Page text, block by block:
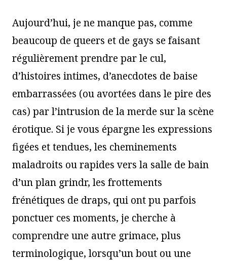
Aujourd’hui, je ne manque pas, comme
beaucoup de queers et de gays se faisant
régulièrement prendre par le cul,
d’histoires intimes, d’anecdotes de baise
embarrassées (ou avortées dans le pire des
cas) par l’intrusion de la merde sur la scène
érotique. Si je vous épargne les expressions
figées et tendues, les cheminements
maladroits ou rapides vers la salle de bain
d’un plan grindr, les frottements
frénétiques de draps, qui ont pu parfois
ponctuer ces moments, je cherche à
comprendre une autre grimace, plus
terminologique, lorsqu’un bout ou une